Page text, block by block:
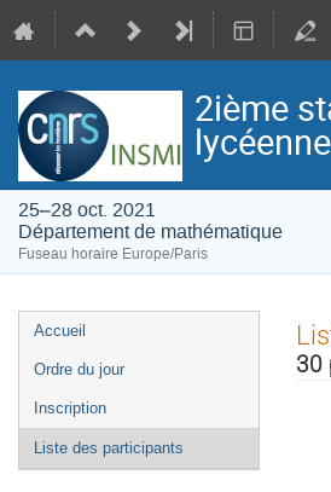
2ième
25–28 oct. 2021
Département de mathématique
Fuseau horaire Europe/Paris
Menu
de
Accueil
Ordre du jour
Inscription
Liste des participants
30